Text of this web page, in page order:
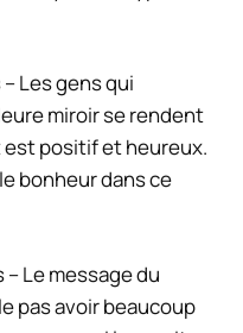
Les gens qui
miroir se rendent
positif et heureux.
bonheur dans ce
Le message du
pas avoir beaucoup